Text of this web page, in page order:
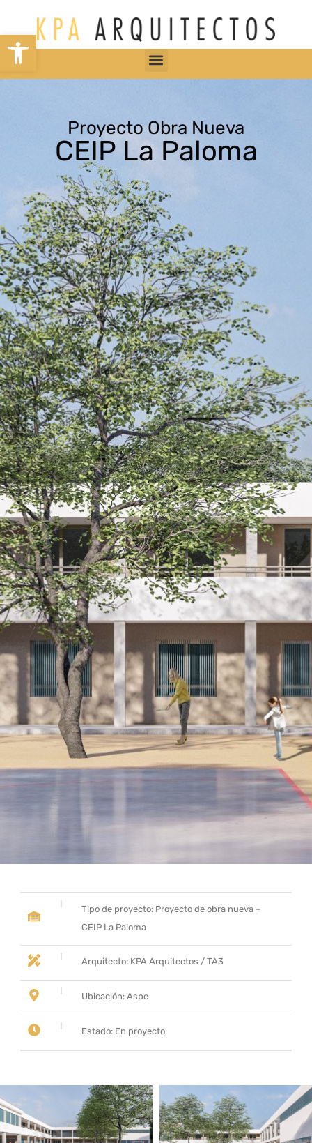
Abrir barra de herramientas
Proyecto Obra Nueva
CEIP La Paloma
Tipo de proyecto: Proyecto de obra nueva –
CEIP La Paloma
Arquitecto: KPA Arquitectos / TA3
Ubicación: Aspe
Estado: En proyecto